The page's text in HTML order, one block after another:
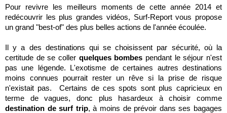
Pour revivre les meilleurs moments de cette année 2014 et
redécouvrir les plus grandes vidéos, Surf-Report vous propose
un grand "best-of" des plus belles actions de l'année écoulée.
Il y a des destinations qui se choisissent par sécurité, où la
certitude de se coller quelques bombes pendant le séjour n'est
pas une légende. L'exotisme de certaines autres destinations
moins connues pourrait rester un rêve si la prise de risque
n'existait pas. Certains de ces spots sont plus capricieux en
terme de vagues, donc plus hasardeux à choisir comme
destination de surf trip, à moins de prévoir dans ses bagages